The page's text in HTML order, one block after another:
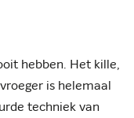
hebben. Het kille,
is helemaal
techniek van